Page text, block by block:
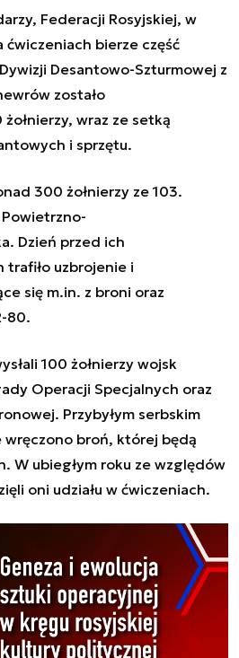
Federacji Rosyjskiej, w
ćwiczeniach bierze część
Desantowo-Szturmowej z
zostało
wraz ze setką
i sprzętu.
300 żołnierzy ze 103.
Powietrzno-
Dzień przed ich
trafiło uzbrojenie i
się m.in. z broni oraz
80.
100 żołnierzy wojsk
Operacji Specjalnych oraz
Przybyłym serbskim
wręczono broń, której będą
W ubiegłym roku ze względów
oni udziału w ćwiczeniach.